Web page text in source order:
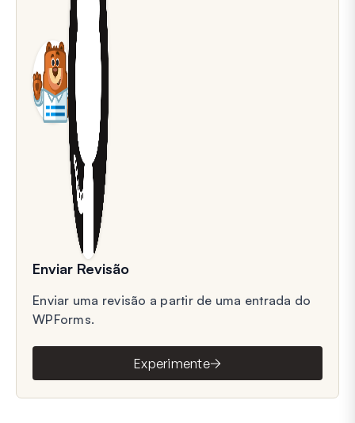
Enviar Revisão
Enviar uma revisão a partir de uma entrada do
WPForms.
Experimente